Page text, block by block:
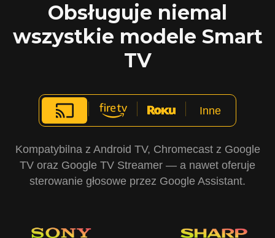
Obsługuje niemal
wszystkie modele Smart
TV
Inne
Kompatybilna z Android TV, Chromecast z Google
TV oraz Google TV Streamer — a nawet oferuje
sterowanie głosowe przez Google Assistant.